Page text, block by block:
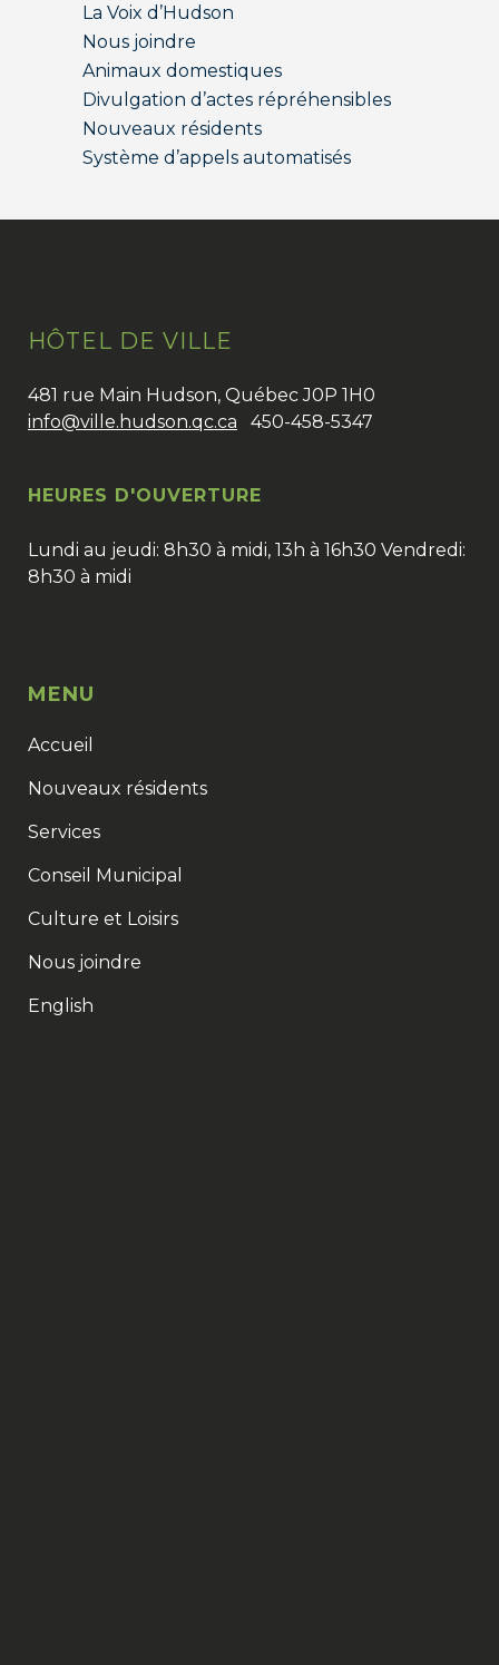
La Voix d’Hudson
Nous joindre
Animaux domestiques
Divulgation d’actes répréhensibles
Nouveaux résidents
Système d’appels automatisés
HÔTEL DE VILLE
481 rue Main Hudson, Québec J0P 1H0
info@ville.hudson.qc.ca 450-458-5347
HEURES D'OUVERTURE
Lundi au jeudi: 8h30 à midi, 13h à 16h30 Vendredi:
8h30 à midi
MENU
Accueil
Nouveaux résidents
Services
Conseil Municipal
Culture et Loisirs
Nous joindre
English